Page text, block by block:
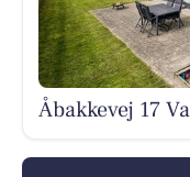
Åbakkevej 17